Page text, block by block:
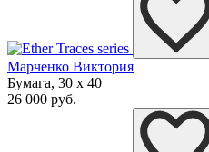
Марченко Виктория
Бумага, 30 x 40
26 000 руб.